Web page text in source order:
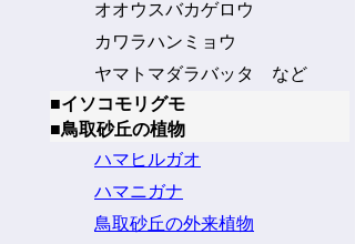
オオウスバカゲロウ
カワラハンミョウ
ヤマトマダラバッタ など
■イソコモリグモ
■鳥取砂丘の植物
ハマヒルガオ
ハマニガナ
鳥取砂丘の外来植物